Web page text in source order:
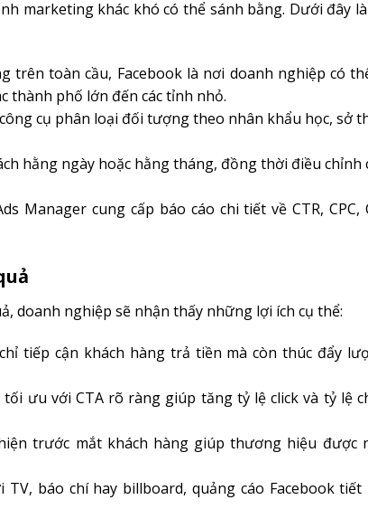
marketing khác khó có thể sánh bằng. Dưới đây
trên toàn cầu, Facebook là nơi doanh nghiệp có
thành phố lớn đến các tỉnh nhỏ.
cụ phân loại đối tượng theo nhân khẩu học, sở
hằng ngày hoặc hằng tháng, đồng thời điều chỉnh
Manager cung cấp báo cáo chi tiết về CTR, CPC,
doanh nghiệp sẽ nhận thấy những lợi ích cụ thể:
tiếp cận khách hàng trả tiền mà còn thúc đẩy
ưu với CTA rõ ràng giúp tăng tỷ lệ click và tỷ lệ
trước mắt khách hàng giúp thương hiệu được
TV, báo chí hay billboard, quảng cáo Facebook